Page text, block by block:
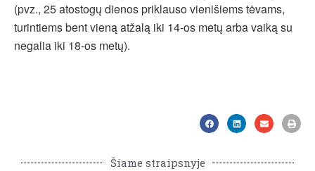
(pvz., 25 atostogų dienos priklauso vienišiems tėvams,
turintiems bent vieną atžalą iki 14-os metų arba vaiką su
negalia iki 18-os metų).
Šiame straipsnyje